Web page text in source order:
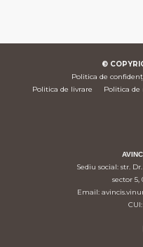
©
Politica de
Politica de livrare
Politica de
Sediu social: str.
sector 5,
Email: